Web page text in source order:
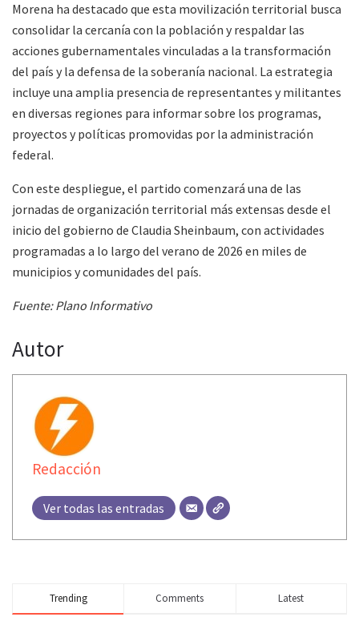
Morena ha destacado que esta movilización territorial busca
consolidar la cercanía con la población y respaldar las
acciones gubernamentales vinculadas a la transformación
del país y la defensa de la soberanía nacional. La estrategia
incluye una amplia presencia de representantes y militantes
en diversas regiones para informar sobre los programas,
proyectos y políticas promovidas por la administración
federal.
Con este despliegue, el partido comenzará una de las
jornadas de organización territorial más extensas desde el
inicio del gobierno de Claudia Sheinbaum, con actividades
programadas a lo largo del verano de 2026 en miles de
municipios y comunidades del país.
Fuente: Plano Informativo
Autor
Redacción
Ver todas las entradas
Trending Comments Latest